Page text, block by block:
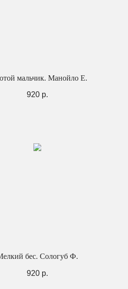
мальчик. Манойло Е.
920 р.
бес. Сологуб Ф.
920 р.